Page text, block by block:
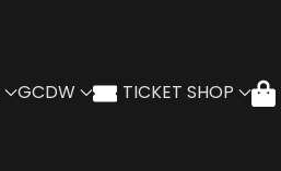
GCDW TICKET SHOP